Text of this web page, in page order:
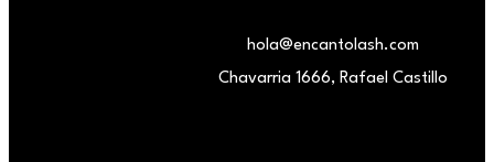
hola@encantolash.com
Chavarria 1666, Rafael Castillo